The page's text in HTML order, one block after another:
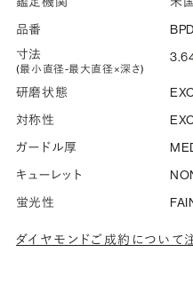
品番
寸法
(最小直径-最大直径×深さ)
研磨状態
対称性
ガードル厚
キューレット
蛍光性
ダイヤモンドご成約について